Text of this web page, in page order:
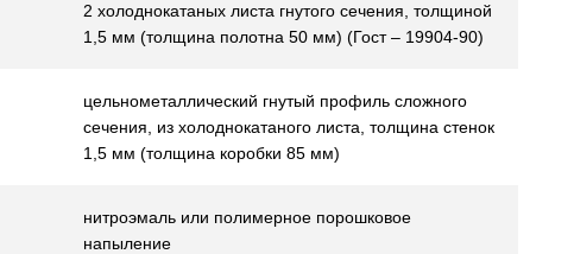
2 холоднокатаных листа гнутого сечения, толщиной
1,5 мм (толщина полотна 50 мм) (Гост – 19904-90)
цельнометаллический гнутый профиль сложного
сечения, из холоднокатаного листа, толщина стенок
1,5 мм (толщина коробки 85 мм)
нитроэмаль или полимерное порошковое
напыление